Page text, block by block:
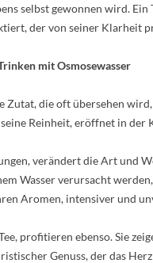
selbst gewonnen wird.
der von seiner Klarheit
mit Osmosewasser
Zutat, die oft übersehen
Reinheit, eröffnet in
verändert die Art und
Wasser verursacht
Aromen, intensiver und
profitieren ebenso. Sie
Genuss, der das